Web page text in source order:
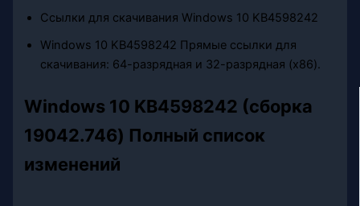
Ссылки для скачивания Windows 10 KB4598242
Windows 10 KB4598242 Прямые ссылки для
скачивания: 64-разрядная и 32-разрядная (x86).
Windows 10 KB4598242 (сборка
19042.746) Полный список
изменений